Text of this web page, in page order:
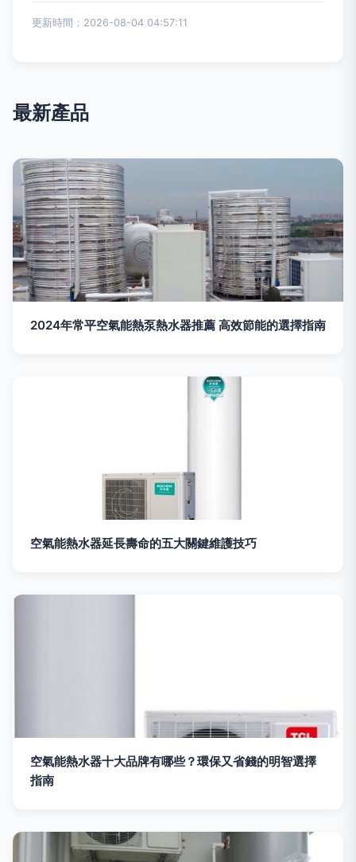
更新時間：2026-08-04 04:57:11
最新產品
2024年常平空氣能熱泵熱水器推薦 高效節能的選擇指南
空氣能熱水器延長壽命的五大關鍵維護技巧
空氣能熱水器十大品牌有哪些？環保又省錢的明智選擇
指南